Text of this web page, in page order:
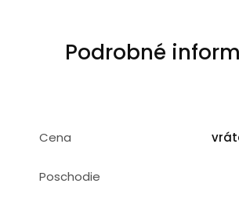
Podrobné
Cena
Poschodie